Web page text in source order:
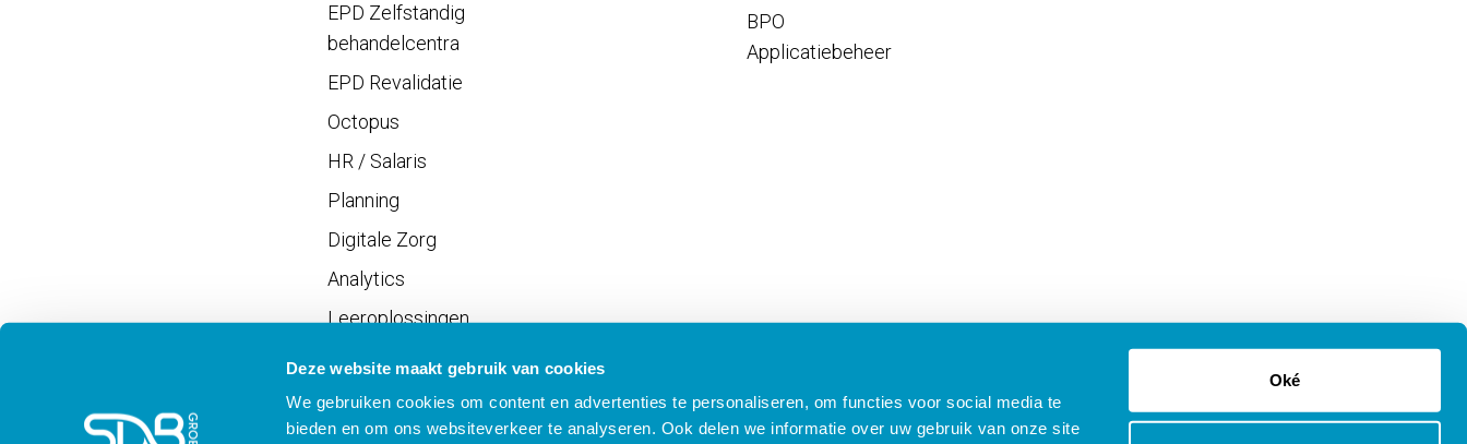
Deze website maakt gebruik van cookies
We gebruiken cookies om content en advertenties te personaliseren, om functies voor social media te
bieden en om ons websiteverkeer te analyseren. Ook delen we informatie over uw gebruik van onze site
Oké
EPD Zelfstandig
behandelcentra
EPD Revalidatie
Octopus
HR / Salaris
Planning
Digitale Zorg
Analytics
Leeroplossingen
Vrijwilligersportaal
BPO
Applicatiebeheer